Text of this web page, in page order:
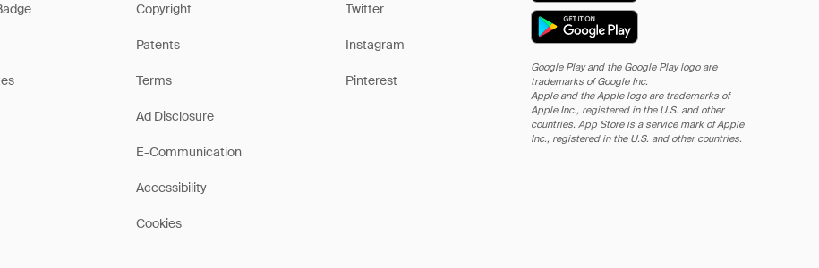
Copyright
Patents
Terms
Ad Disclosure
E-Communication
Accessibility
Cookies
Twitter
Instagram
Pinterest
Google Play and the Google Play logo are
trademarks of Google Inc.
Apple and the Apple logo are trademarks of
Apple Inc., registered in the U.S. and other
countries. App Store is a service mark of Apple
Inc., registered in the U.S. and other countries.